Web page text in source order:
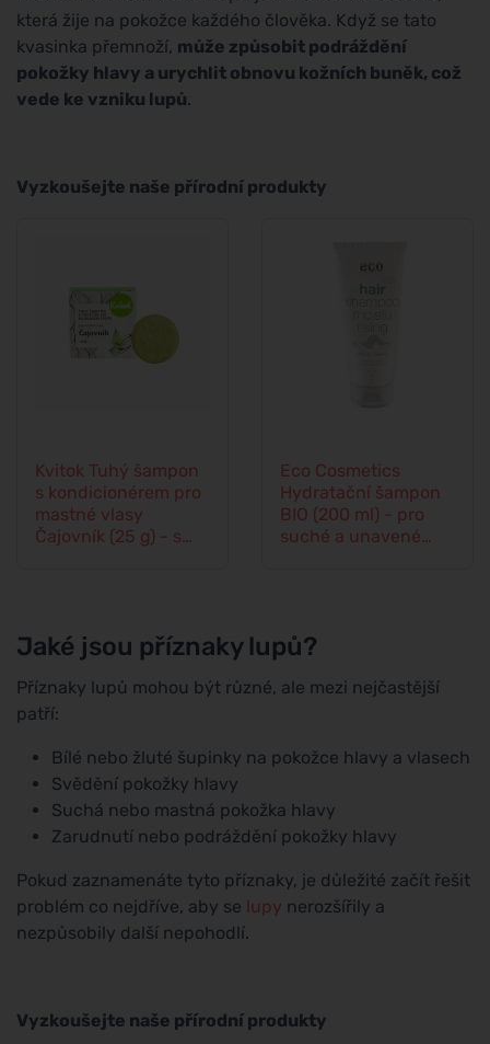
která žije na pokožce každého člověka. Když se tato
kvasinka přemnoží, může způsobit podráždění
pokožky hlavy a urychlit obnovu kožních buněk, což
vede ke vzniku lupů.
Vyzkoušejte naše přírodní produkty
Kvitok Tuhý šampon
s kondicionérem pro
mastné vlasy
Čajovník (25 g) - s
Eco Cosmetics
Hydratační šampon
BIO (200 ml) - pro
suché a unavené
Jaké jsou příznaky lupů?
Příznaky lupů mohou být různé, ale mezi nejčastější
patří:
Bílé nebo žluté šupinky na pokožce hlavy a vlasech
Svědění pokožky hlavy
Suchá nebo mastná pokožka hlavy
Zarudnutí nebo podráždění pokožky hlavy
Pokud zaznamenáte tyto příznaky, je důležité začít řešit
problém co nejdříve, aby se lupy nerozšířily a
nezpůsobily další nepohodlí.
Vyzkoušejte naše přírodní produkty